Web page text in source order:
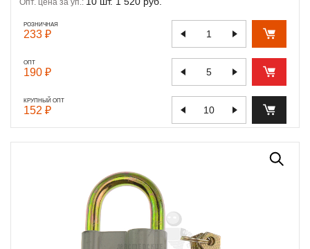
РОЗНИЧНАЯ
233 ₽
ОПТ
190 ₽
КРУПНЫЙ ОПТ
152 ₽